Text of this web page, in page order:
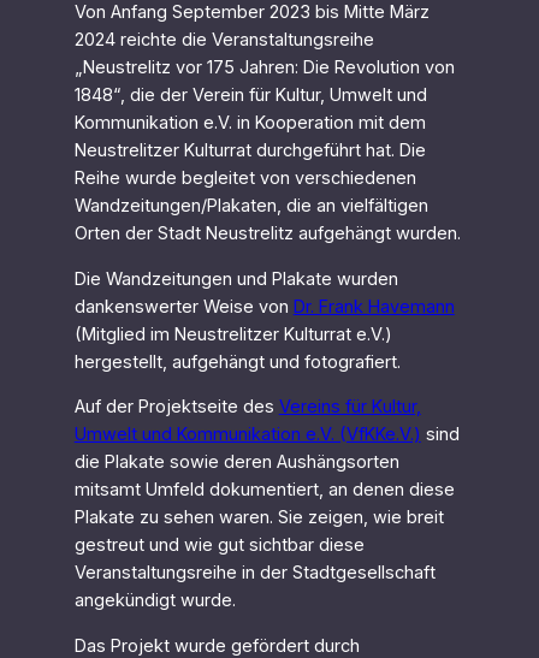
Von Anfang September 2023 bis Mitte März
2024 reichte die Veranstaltungsreihe
„Neustrelitz vor 175 Jahren: Die Revolution von
1848“, die der Verein für Kultur, Umwelt und
Kommunikation e.V. in Kooperation mit dem
Neustrelitzer Kulturrat durchgeführt hat. Die
Reihe wurde begleitet von verschiedenen
Wandzeitungen/Plakaten, die an vielfältigen
Orten der Stadt Neustrelitz aufgehängt wurden.
Die Wandzeitungen und Plakate wurden
dankenswerter Weise von Dr. Frank Havemann
(Mitglied im Neustrelitzer Kulturrat e.V.)
hergestellt, aufgehängt und fotografiert.
Auf der Projektseite des Vereins für Kultur,
Umwelt und Kommunikation e.V. (VfKKe.V.) sind
die Plakate sowie deren Aushängsorten
mitsamt Umfeld dokumentiert, an denen diese
Plakate zu sehen waren. Sie zeigen, wie breit
gestreut und wie gut sichtbar diese
Veranstaltungsreihe in der Stadtgesellschaft
angekündigt wurde.
Das Projekt wurde gefördert durch